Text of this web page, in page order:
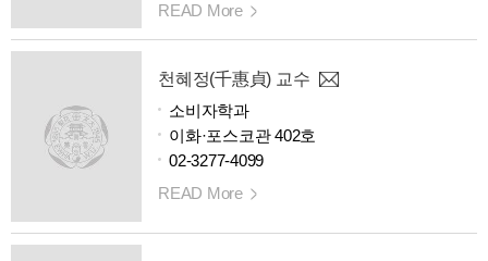
READ More
천혜정(千惠貞) 교수
소비자학과
이화·포스코관 402호
02-3277-4099
READ More